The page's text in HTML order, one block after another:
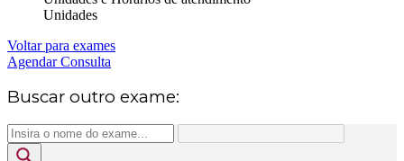
Unidades
Voltar para exames
Agendar Consulta
Buscar outro exame: